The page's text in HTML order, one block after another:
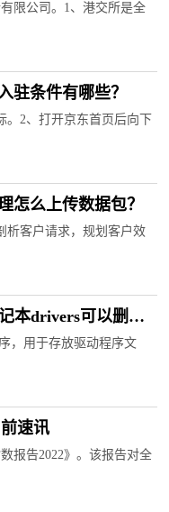
限公司。1、港交所是全
驻条件有哪些？
。2、打开京东首页后向下
怎么上传数据包？
析客户请求，规划客户效
本drivers可以删除
，用于存放驱动程序文
速讯
报告2022》。该报告对全